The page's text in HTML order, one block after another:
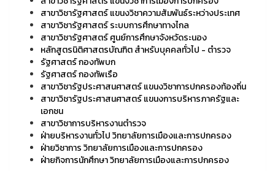
สาขาวิชารัฐศาสตร์ แขนงวิชาความสัมพันธ์ระหว่างประเทศ
สาขาวิชารัฐศาสตร์ ระบบการศึกษาทางไกล
สาขาวิชารัฐศาสตร์ ศูนย์การศึกษาจังหวัดระนอง
หลักสูตรนิติศาสตรบัณฑิต สำหรับบุคคลทั่วไป - ตำรวจ
รัฐศาสตร์ กองทัพบก
รัฐศาสตร์ กองทัพเรือ
สาขาวิชารัฐประศาสนศาสตร์ แขนงวิชาการปกครองท้องถิ่น
สาขาวิชารัฐประศาสนศาสตร์ แขนงการบริหารภาครัฐและ
เอกชน
สาขาวิชาการบริหารงานตำรวจ
ฝ่ายบริหารงานทั่วไป วิทยาลัยการเมืองและการปกครอง
ฝ่ายวิชาการ วิทยาลัยการเมืองและการปกครอง
ฝ่ายกิจการนักศึกษา วิทยาลัยการเมืองและการปกครอง